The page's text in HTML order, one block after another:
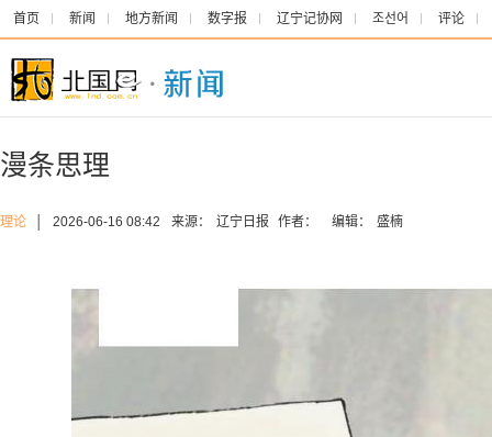
首页 新闻 地方新闻 数字报 辽宁记协网 조선어 评论
漫条思理
理论 2026-06-16 08:42 来源： 辽宁日报 作者： 编辑： 盛楠